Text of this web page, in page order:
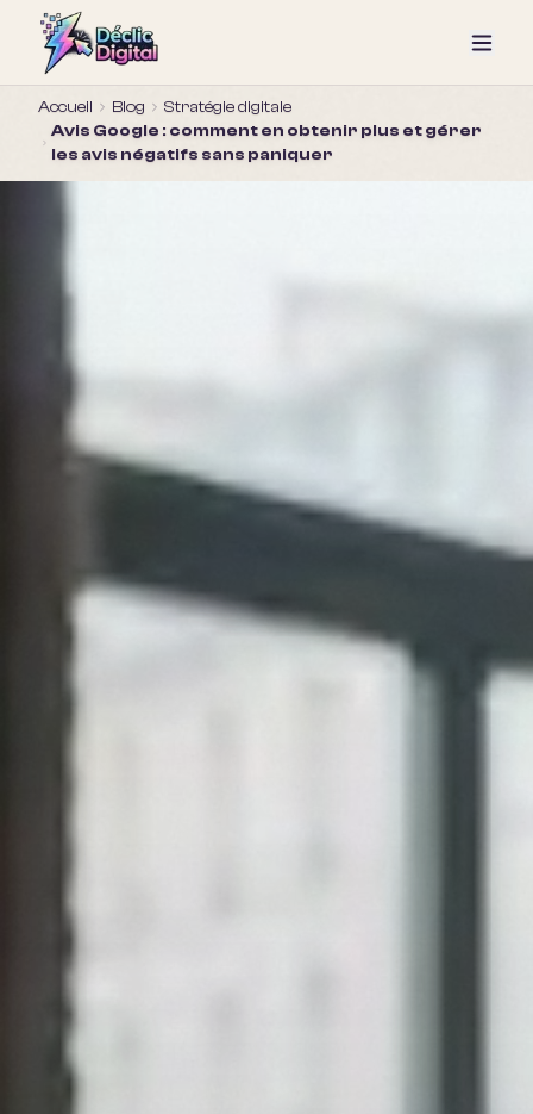
Accueil Blog
Stratégie digitale
Avis Google : comment en obtenir plus et gérer
les avis négatifs sans paniquer